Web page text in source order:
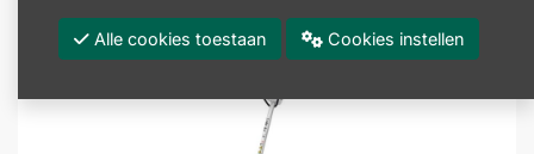
Alle cookies toestaan Cookies instellen